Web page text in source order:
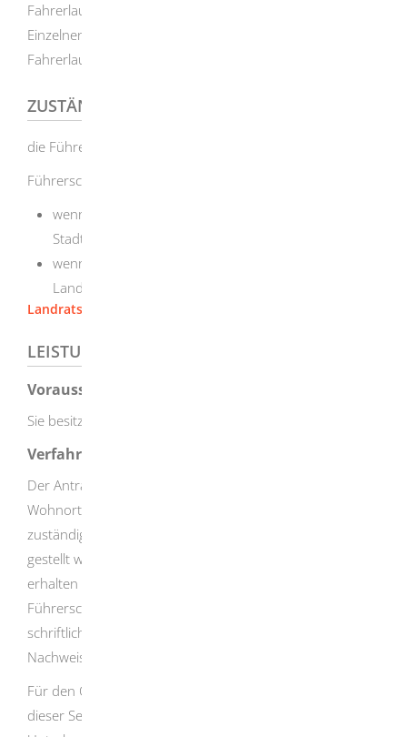
Fahrerlaubnisklassen beim Führerscheinumtausch im
Einzelnen zugeteilt werden, richtet sich nach Anlage 3 der
Fahrerlaubnisverordnung (FeV).
ZUSTÄNDIGE STELLE
die Führerscheinstelle Ihres Wohnortes
Führerscheinstelle ist,
wenn Sie in einem Stadtkreis wohnen: die
Stadtverwaltung
wenn Sie in einem Landkreis wohnen: das
Landratsamt.
Landratsamt Heidenheim
LEISTUNGSDETAILS
Voraussetzungen
Sie besitzen einen alten Führerschein.
Verfahrensablauf
Der Antrag muss bei der für Führerscheinstelle Ihres
Wohnortes schriftlich oder soweit dies von der
zuständigen Behörde angeboten wird, als Online-Antrag
gestellt werden. Bei einer schriftlichen Antragstellung
erhalten Sie das Antragsformular bei der
Führerscheinstelle. Dort können Sie auch den
schriftlichen Antrag inklusive der erforderlichen
Nachweise und Unterlagen einreichen.
Für den Online-Antrag nutzen Sie bitte den Link auf
dieser Seite. Die erforderlichen Nachweise und